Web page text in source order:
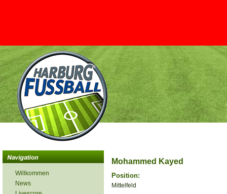
Willkommen
News
Mohammed Kayed
Position:
Mittelfeld